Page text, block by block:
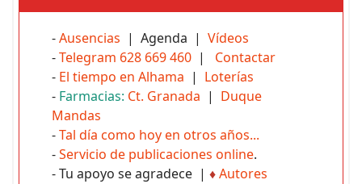
-Ausencias | Agenda | Vídeos
-Telegram 628 669 460 | Contactar
- El tiempo en Alhama | Loterías
- Farmacias: Ct. Granada | Duque
Mandas
-Tal día como hoy en otros años...
-Servicio de publicaciones online.
- Tu apoyo se agradece | ♦Autores